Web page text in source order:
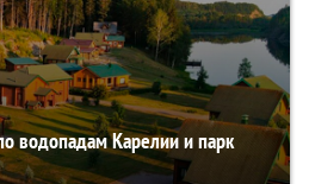
водопадам Карелии и парк